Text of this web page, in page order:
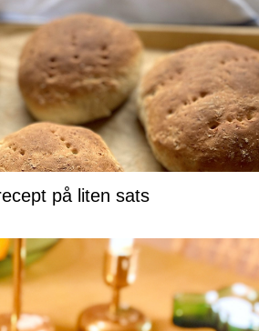
på liten sats